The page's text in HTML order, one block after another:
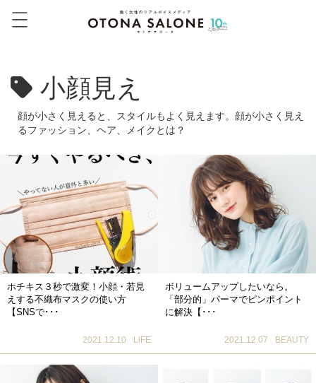
小顔見え
顔が小さく見えると、スタイルもよく見えます。顔が小さく見え
るファッション、ヘア、メイクとは？
ホチキス３秒で激変！小顔・若見
えする不織布マスクの使い方
【SNSで･･･
2021.12.10 LIFE
ボリュームアップしたいなら。
「部分的」パーマでピンポイント
に解決【･･･
2021.12.07 BEAUTY